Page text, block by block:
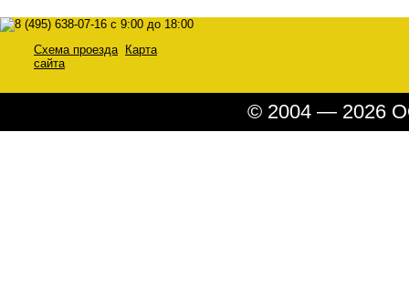
Схема проезда
Карта
сайта
© 2004 — 2026